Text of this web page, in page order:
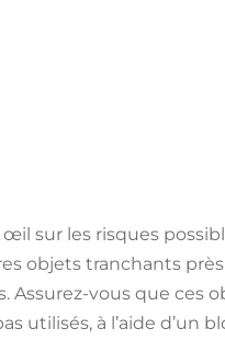
sur les risques
objets tranchants
vous que ces
utilisés, à l’aide d’un